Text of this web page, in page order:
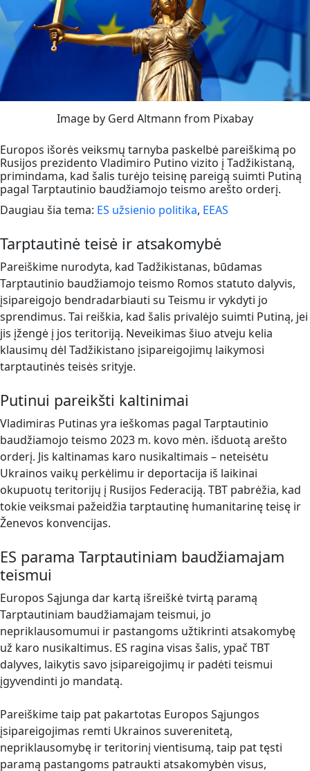
Image by Gerd Altmann from Pixabay
Europos išorės veiksmų tarnyba paskelbė pareiškimą po
Rusijos prezidento Vladimiro Putino vizito į Tadžikistaną,
primindama, kad šalis turėjo teisinę pareigą suimti Putiną
pagal Tarptautinio baudžiamojo teismo arešto orderį.
Daugiau šia tema: ES užsienio politika, EEAS
Tarptautinė teisė ir atsakomybė
Pareiškime nurodyta, kad Tadžikistanas, būdamas
Tarptautinio baudžiamojo teismo Romos statuto dalyvis,
įsipareigojo bendradarbiauti su Teismu ir vykdyti jo
sprendimus. Tai reiškia, kad šalis privalėjo suimti Putiną, jei
jis įžengė į jos teritoriją. Neveikimas šiuo atveju kelia
klausimų dėl Tadžikistano įsipareigojimų laikymosi
tarptautinės teisės srityje.
Putinui pareikšti kaltinimai
Vladimiras Putinas yra ieškomas pagal Tarptautinio
baudžiamojo teismo 2023 m. kovo mėn. išduotą arešto
orderį. Jis kaltinamas karo nusikaltimais – neteisėtu
Ukrainos vaikų perkėlimu ir deportacija iš laikinai
okupuotų teritorijų į Rusijos Federaciją. TBT pabrėžia, kad
tokie veiksmai pažeidžia tarptautinę humanitarinę teisę ir
Ženevos konvencijas.
ES parama Tarptautiniam baudžiamajam
teismui
Europos Sąjunga dar kartą išreiškė tvirtą paramą
Tarptautiniam baudžiamajam teismui, jo
nepriklausomumui ir pastangoms užtikrinti atsakomybę
už karo nusikaltimus. ES ragina visas šalis, ypač TBT
dalyves, laikytis savo įsipareigojimų ir padėti teismui
įgyvendinti jo mandatą.
Pareiškime taip pat pakartotas Europos Sąjungos
įsipareigojimas remti Ukrainos suverenitetą,
nepriklausomybę ir teritorinį vientisumą, taip pat tęsti
paramą pastangoms patraukti atsakomybėn visus,